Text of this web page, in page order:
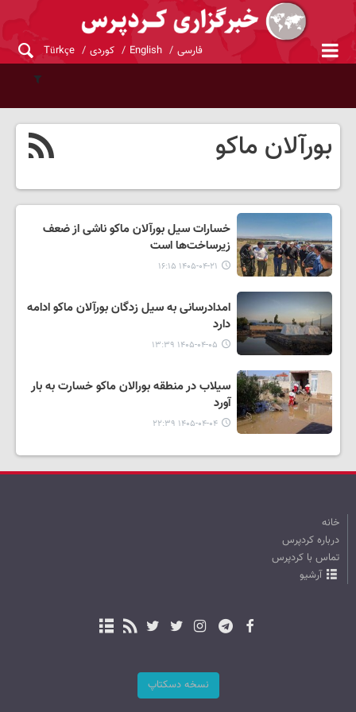
فارسی English کوردی Türkçe
بورآلان ماکو
خسارات سیل بورآلان ماکو ناشی از ضعف
زیرساخت‌ها است
۱۴۰۵-۰۴-۲۱ ۱۶:۱۵
امدادرسانی به سیل زدگان بورآلان ماکو ادامه
دارد
۱۴۰۵-۰۴-۰۵ ۱۳:۳۹
سیلاب در منطقه بورالان ماکو خسارت به بار
آورد
۱۴۰۵-۰۴-۰۴ ۲۲:۳۹
خانه
درباره کردپرس
تماس با کردپرس
آرشیو
نسخه دسکتاپ